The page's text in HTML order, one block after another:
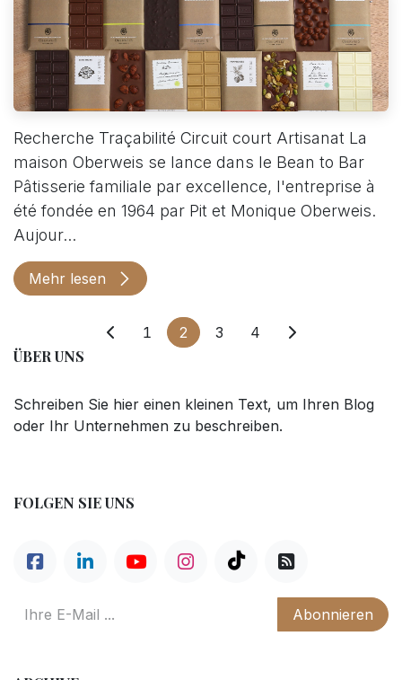
Recherche Traçabilité Circuit court Artisanat La
maison Oberweis se lance dans le Bean to Bar
Pâtisserie familiale par excellence, l'entreprise à
été fondée en 1964 par Pit et Monique Oberweis.
Aujour...
Mehr lesen
1 2 3 4
ÜBER UNS
Schreiben Sie hier einen kleinen Text, um Ihren Blog
oder Ihr Unternehmen zu beschreiben.
FOLGEN SIE UNS
Abonnieren